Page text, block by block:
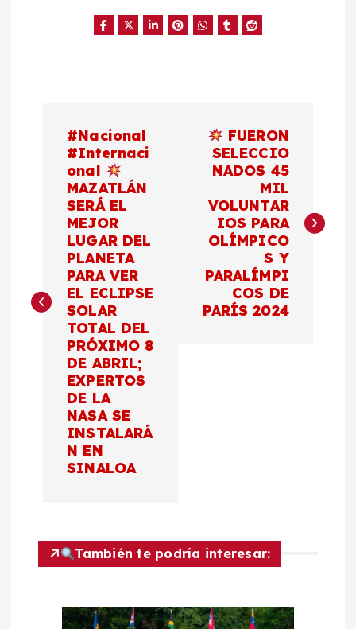
a
e
#Nacional
#Internaci
onal
MAZATLÁN
SERÁ EL
MEJOR
LUGAR DEL
PLANETA
PARA VER
EL ECLIPSE
SOLAR
TOTAL DEL
PRÓXIMO 8
DE ABRIL;
EXPERTOS
DE LA
NASA SE
INSTALARÁ
N EN
SINALOA
FUERON
SELECCIO
NADOS 45
MIL
VOLUNTAR
IOS PARA
OLÍMPICO
S Y
PARALÍMPI
COS DE
PARÍS 2024
También te podría interesar: